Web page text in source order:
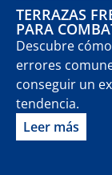
TERRAZAS
PARA
Descubre
errores
conseguir un
tendencia.
Leer más